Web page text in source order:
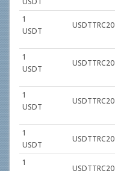
1
USDT
USDTTRC20
1
USDT
USDTTRC20
1
USDT
USDTTRC20
1
USDT
USDTTRC20
1
USDTTRC20